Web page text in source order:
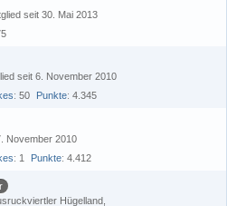
seit 30. Mai 2013
seit 6. November 2010
50 Punkte 4.345
November 2010
1 Punkte 4.412
Hügelland